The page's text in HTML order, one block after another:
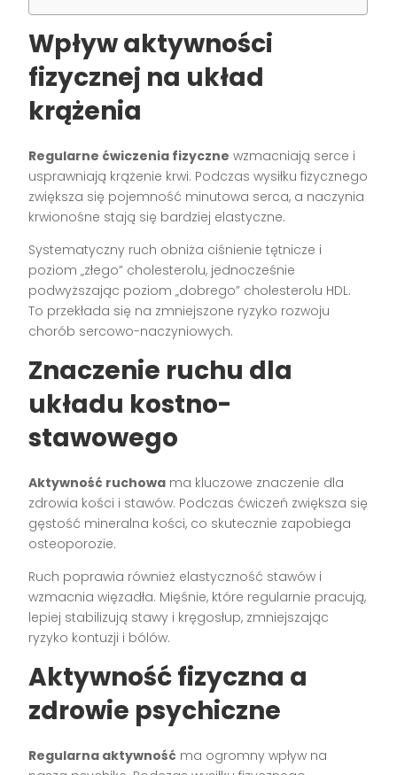
Wpływ aktywności
fizycznej na układ
krążenia
Regularne ćwiczenia fizyczne wzmacniają serce i
usprawniają krążenie krwi. Podczas wysiłku fizycznego
zwiększa się pojemność minutowa serca, a naczynia
krwionośne stają się bardziej elastyczne.
Systematyczny ruch obniża ciśnienie tętnicze i
poziom „złego” cholesterolu, jednocześnie
podwyższając poziom „dobrego” cholesterolu HDL.
To przekłada się na zmniejszone ryzyko rozwoju
chorób sercowo-naczyniowych.
Znaczenie ruchu dla
układu kostno-
stawowego
Aktywność ruchowa ma kluczowe znaczenie dla
zdrowia kości i stawów. Podczas ćwiczeń zwiększa się
gęstość mineralna kości, co skutecznie zapobiega
osteoporozie.
Ruch poprawia również elastyczność stawów i
wzmacnia więzadła. Mięśnie, które regularnie pracują,
lepiej stabilizują stawy i kręgosłup, zmniejszając
ryzyko kontuzji i bólów.
Aktywność fizyczna a
zdrowie psychiczne
Regularna aktywność ma ogromny wpływ na